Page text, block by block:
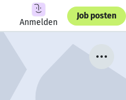
Anmelden
Job posten